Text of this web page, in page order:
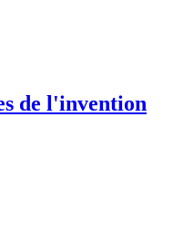
de l'invention